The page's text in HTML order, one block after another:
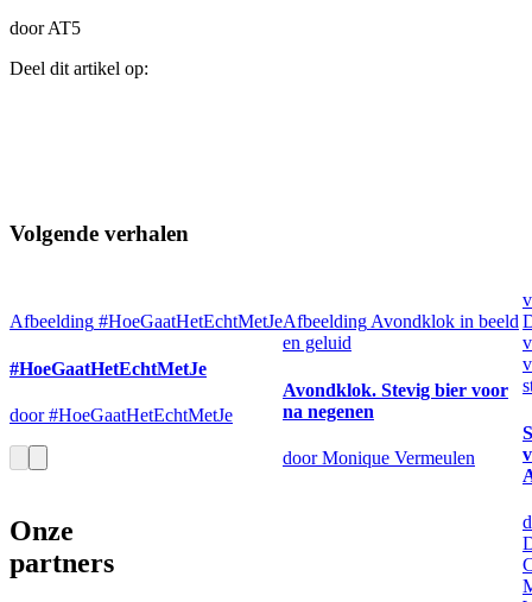
door AT5
Deel dit artikel op:
Volgende verhalen
Afbeelding #HoeGaatHetEchtMetJe
#HoeGaatHetEchtMetJe
door #HoeGaatHetEchtMetJe
Afbeelding Avondklok in beeld
en geluid
Avondklok. Stevig bier voor
na negenen
door Monique Vermeulen
Onze
partners